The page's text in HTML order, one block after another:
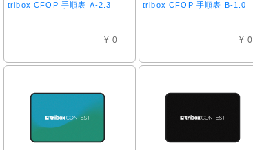
tribox CFOP 手順表 A-2.3
¥ 0
tribox CFOP 手順表 B-1.0
¥ 0